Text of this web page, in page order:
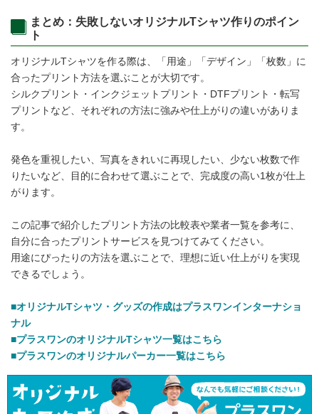
まとめ：失敗しないオリジナルTシャツ作りのポイン
ト
オリジナルTシャツを作る際は、「用途」「デザイン」「枚数」に
合ったプリント方法を選ぶことが大切です。
シルクプリント・インクジェットプリント・DTFプリント・転写
プリントなど、それぞれの方法に強みや仕上がりの違いがありま
す。
発色を重視したい、写真をきれいに再現したい、少ない枚数で作
りたいなど、目的に合わせて選ぶことで、完成度の高い1枚が仕上
がります。
この記事で紹介したプリント方法の比較表や業者一覧を参考に、
自分に合ったプリントサービスを見つけてみてください。
用途にぴったりの方法を選ぶことで、理想に近い仕上がりを実現
できるでしょう。
■オリジナルTシャツ・グッズの作成はプラスワンインターナショ
ナル
■プラスワンのオリジナルTシャツ一覧はこちら
■プラスワンのオリジナルパーカー一覧はこちら